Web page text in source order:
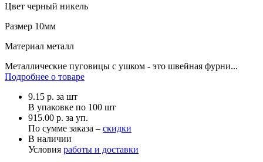
Цвет черный никель
Размер 10мм
Материал металл
Металлические пуговицы с ушком - это швейная фурни...
Подробнее о товаре
9.15 р. за шт
В упаковке по 100 шт
915.00 р. за уп.
По сумме заказа – скидки
В наличии
Условия работы и доставки